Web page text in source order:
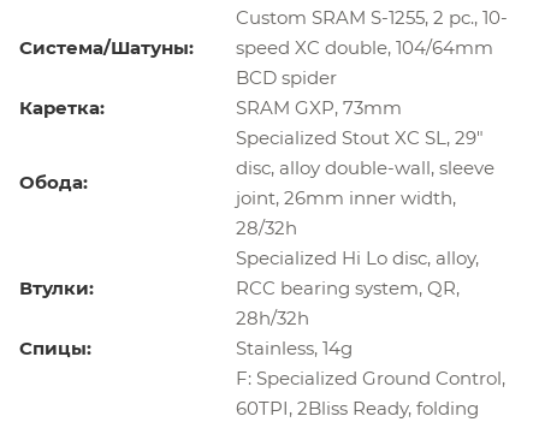
Система/Шатуны:
Custom SRAM S-1255, 2 pc., 10-
speed XC double, 104/64mm
BCD spider
Каретка:
SRAM GXP, 73mm
Обода:
Specialized Stout XC SL, 29"
disc, alloy double-wall, sleeve
joint, 26mm inner width,
28/32h
Втулки:
Specialized Hi Lo disc, alloy,
RCC bearing system, QR,
28h/32h
Спицы:
Stainless, 14g
F: Specialized Ground Control,
60TPI, 2Bliss Ready, folding